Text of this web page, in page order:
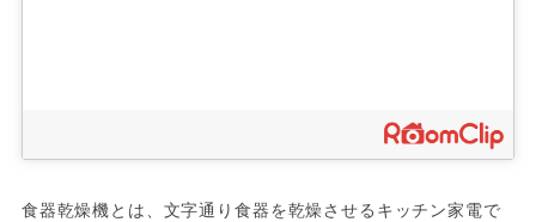
食器乾燥機とは、文字通り食器を乾燥させるキッチン家電で